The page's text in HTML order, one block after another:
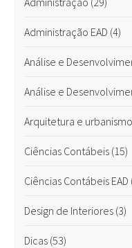
Administração EAD (4)
Análise e
Análise e
Arquitetura e urbanismo
Ciências Contábeis (15)
Ciências Contábeis EAD
Design de Interiores (3)
Dicas (53)